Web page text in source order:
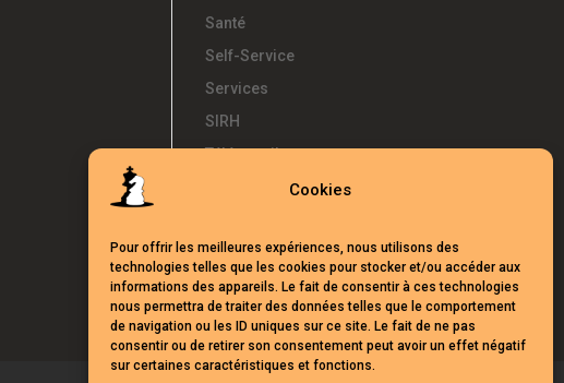
Cookies
Pour offrir les meilleures expériences, nous utilisons des
technologies telles que les cookies pour stocker et/ou accéder aux
informations des appareils. Le fait de consentir à ces technologies
nous permettra de traiter des données telles que le comportement
de navigation ou les ID uniques sur ce site. Le fait de ne pas
consentir ou de retirer son consentement peut avoir un effet négatif
sur certaines caractéristiques et fonctions.
Santé
Self-Service
Services
SIRH
Télétravail
Témoignages
UKG
Webinars